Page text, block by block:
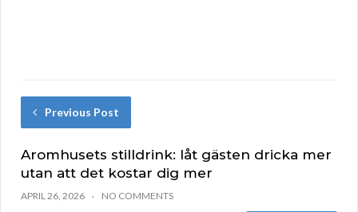
Previous Post
Aromhusets stilldrink: låt gästen dricka mer
utan att det kostar dig mer
APRIL 26, 2026 NO COMMENTS